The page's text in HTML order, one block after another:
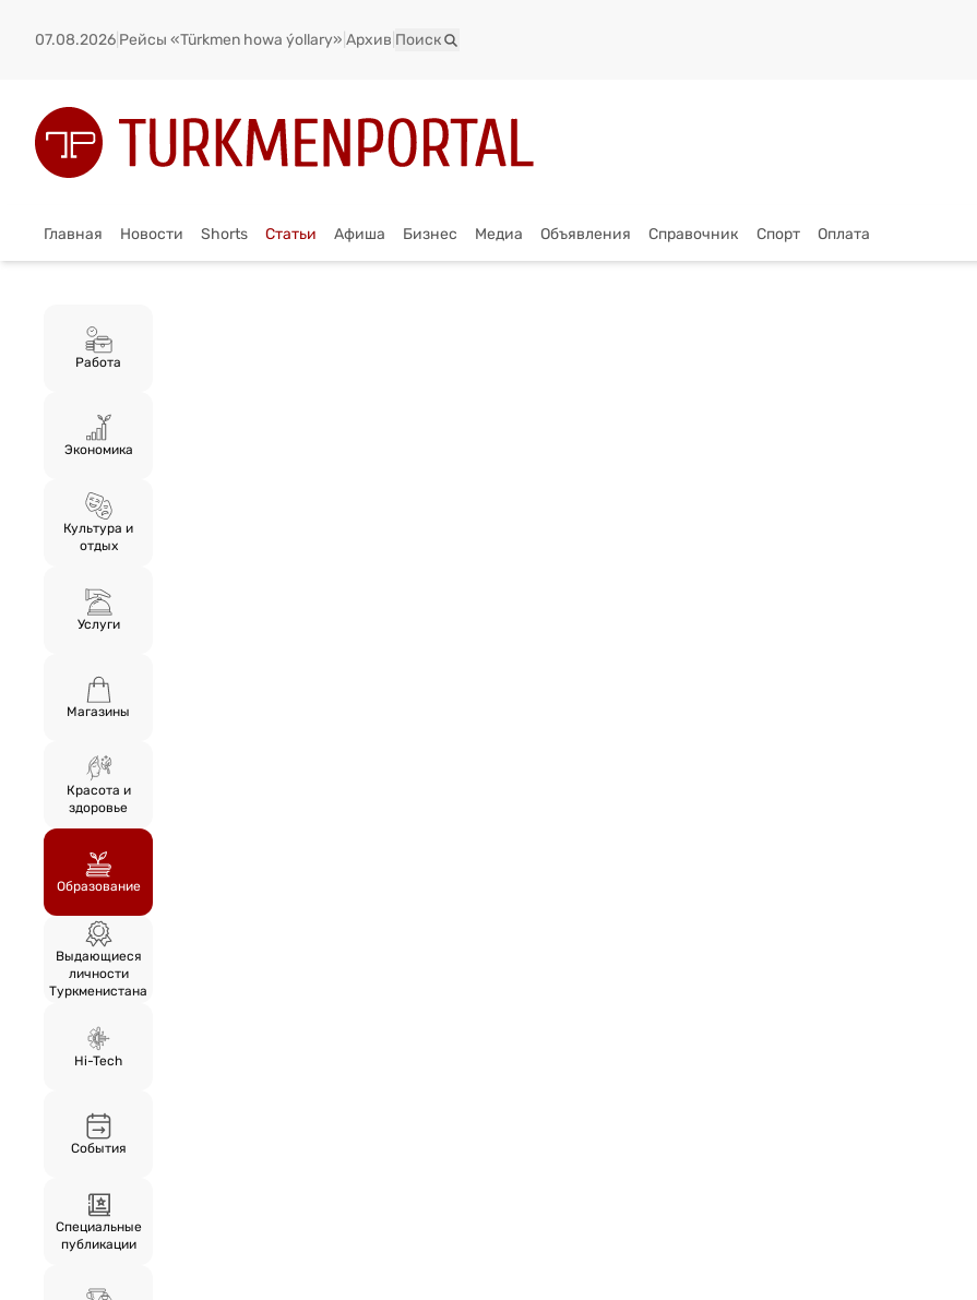
07.08.2026 Рейсы «Türkmen howa ýollary» Архив Поиск
Главная Новости Shorts Статьи Афиша Бизнес Медиа Объявления Справочник Спорт Оплата
Работа
Экономика
Культура и
отдых
Услуги
Магазины
Красота и
здоровье
Образование
Выдающиеся
личности
Туркменистана
Hi-Tech
События
Специальные
публикации